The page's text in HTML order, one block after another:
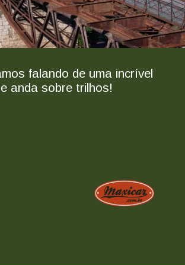
falando de uma incrível
anda sobre trilhos!